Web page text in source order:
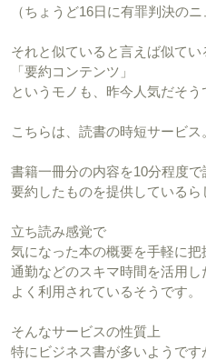
（ちょうど16日に有罪判決の
それと似ていると言えば似てい
「要約コンテンツ」
というモノも、昨今人気だそう
こちらは、読書の時短サービス
書籍一冊分の内容を10分程度で
要約したものを提供しているら
立ち読み感覚で
気になった本の概要を手軽に把
通勤などのスキマ時間を活用し
よく利用されているそうです。
そんなサービスの性質上
特にビジネス書が多いようです